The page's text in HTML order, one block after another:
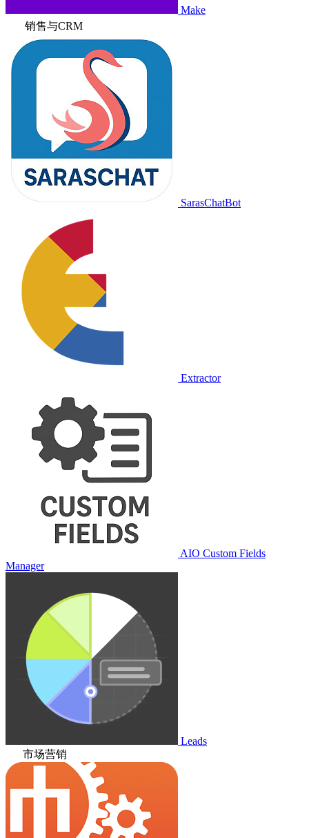
Make
销售与CRM
SarasChatBot
Extractor
AIO Custom Fields
Manager
Leads
市场营销